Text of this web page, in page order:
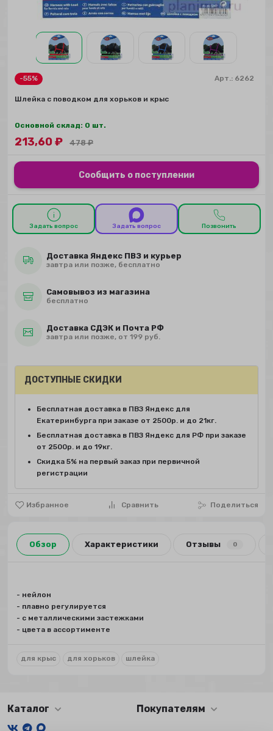
-55% Арт.: 6262
Шлейка с поводком для хорьков и крыс
Основной склад: 0 шт.
213,60₽ 478₽
Сообщить о поступлении
Задать вопрос Задать вопрос Позвонить
Доставка Яндекс ПВЗ и курьер
завтра или позже, бесплатно
Самовывоз из магазина
бесплатно
Доставка СДЭК и Почта РФ
завтра или позже, от 199 руб.
Избранное Сравнить Поделиться
ДОСТУПНЫЕ СКИДКИ
Бесплатная доставка в ПВЗ Яндекс для
Екатеринбурга при заказе от 2500р. и до 21кг.
Бесплатная доставка в ПВЗ Яндекс для РФ при заказе
от 2500р. и до 19кг.
Скидка 5% на первый заказ при первичной
регистрации
Обзор Характеристики Отзывы 0
- нейлон
- плавно регулируется
- с металлическими застежками
- цвета в ассортименте
для крыс для хорьков шлейка
Каталог Покупателям